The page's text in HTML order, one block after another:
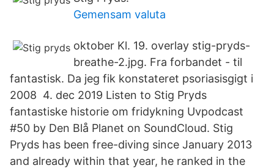
Gemensam valuta
oktober Kl. 19. overlay stig-pryds-
breathe-2.jpg. Fra forbandet - til
fantastisk. Da jeg fik konstateret psoriasisgigt i
2008 4. dec 2019 Listen to Stig Pryds
fantastiske historie om fridykning Uvpodcast
#50 by Den Blå Planet on SoundCloud. Stig
Pryds has been free-diving since January 2013
and already within that year, he ranked in the